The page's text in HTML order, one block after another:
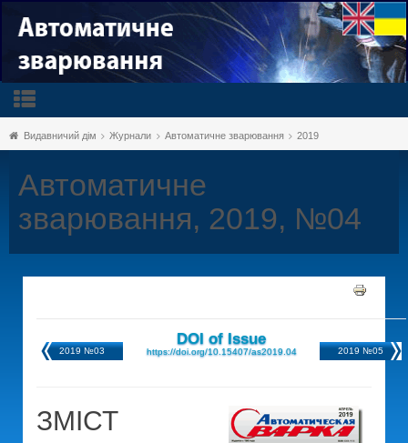
Видавничий дім Журнали Автоматичне зварювання 2019
Автоматичне
зварювання, 2019, №04
2019 №03
DOI of Issue
https://doi.org/10.15407/as2019.04 2019 №05
ЗМІСТ